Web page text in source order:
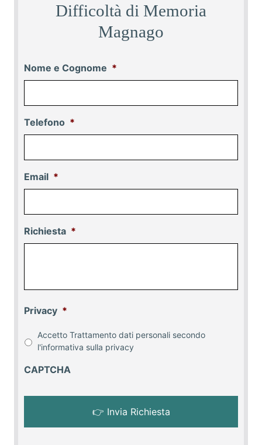
Difficoltà di Memoria
Magnago
Nome e Cognome *
Telefono *
Email *
Richiesta *
Privacy *
Accetto Trattamento dati personali secondo
l'informativa sulla privacy
CAPTCHA